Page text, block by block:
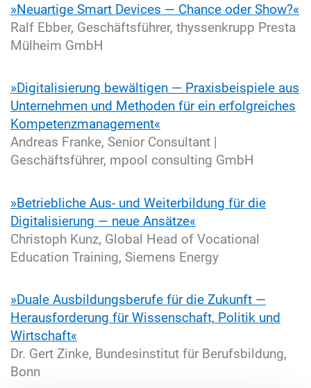
»Neuartige Smart Devices — Chance oder Show?«
Ralf Ebber, Geschäftsführer, thyssenkrupp Presta
Mülheim GmbH
»Digitalisierung bewältigen — Praxisbeispiele aus
Unternehmen und Methoden für ein erfolgreiches
Kompetenzmanagement«
Andreas Franke, Senior Consultant |
Geschäftsführer, mpool consulting GmbH
»Betriebliche Aus- und Weiterbildung für die
Digitalisierung — neue Ansätze«
Christoph Kunz, Global Head of Vocational
Education Training, Siemens Energy
»Duale Ausbildungsberufe für die Zukunft —
Herausforderung für Wissenschaft, Politik und
Wirtschaft«
Dr. Gert Zinke, Bundesinstitut für Berufsbildung,
Bonn